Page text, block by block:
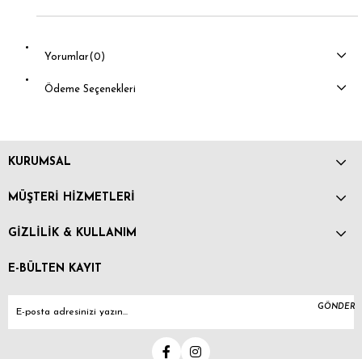
Yorumlar(0)
Ödeme Seçenekleri
KURUMSAL
MÜŞTERİ HİZMETLERİ
GİZLİLİK & KULLANIM
E-BÜLTEN KAYIT
GÖNDER